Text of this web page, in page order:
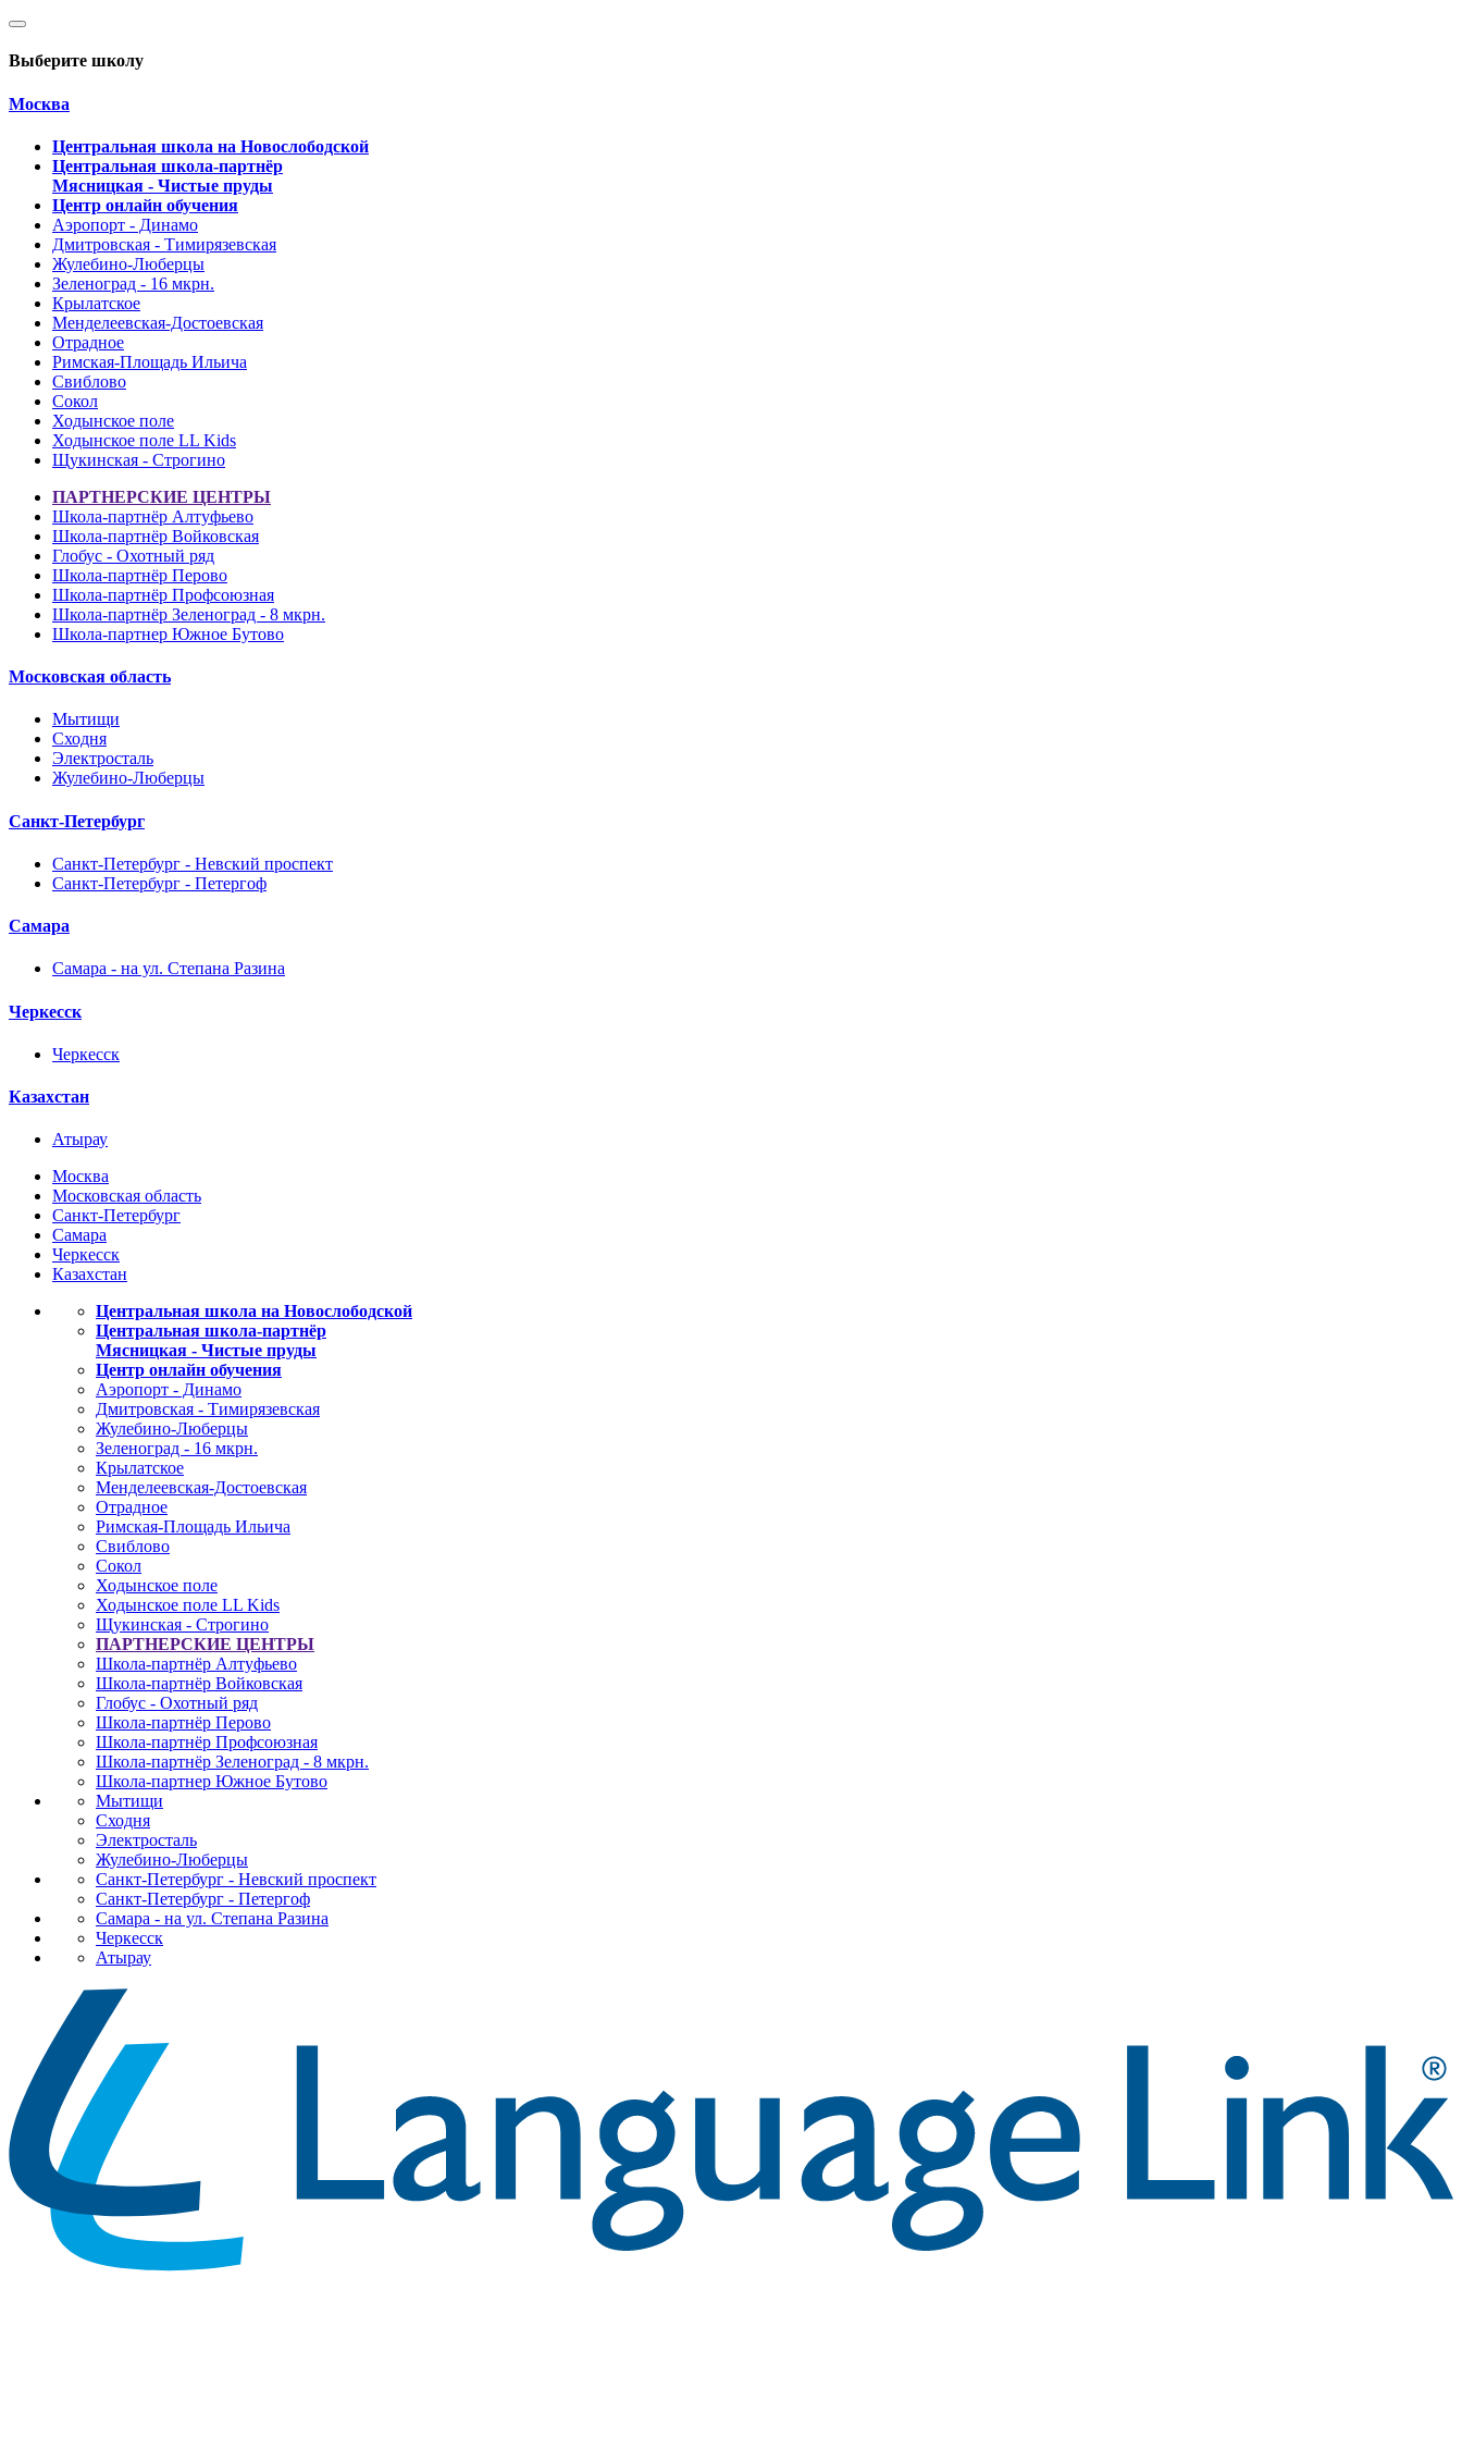
Выберите школу
Москва
Центральная школа на Новослободской
Центральная школа-партнёр
Мясницкая - Чистые пруды
Центр онлайн обучения
Аэропорт - Динамо
Дмитровская - Тимирязевская
Жулебино-Люберцы
Зеленоград - 16 мкрн.
Крылатское
Менделеевская-Достоевская
Отрадное
Римская-Площадь Ильича
Свиблово
Сокол
Ходынское поле
Ходынское поле LL Kids
Щукинская - Строгино
ПАРТНЕРСКИЕ ЦЕНТРЫ
Школа-партнёр Алтуфьево
Школа-партнёр Войковская
Глобус - Охотный ряд
Школа-партнёр Перово
Школа-партнёр Профсоюзная
Школа-партнёр Зеленоград - 8 мкрн.
Школа-партнер Южное Бутово
Московская область
Мытищи
Сходня
Электросталь
Жулебино-Люберцы
Санкт-Петербург
Санкт-Петербург - Невский проспект
Санкт-Петербург - Петергоф
Самара
Самара - на ул. Степана Разина
Черкесск
Черкесск
Казахстан
Атырау
Москва
Московская область
Санкт-Петербург
Самара
Черкесск
Казахстан
Центральная школа на Новослободской
Центральная школа-партнёр
Мясницкая - Чистые пруды
Центр онлайн обучения
Аэропорт - Динамо
Дмитровская - Тимирязевская
Жулебино-Люберцы
Зеленоград - 16 мкрн.
Крылатское
Менделеевская-Достоевская
Отрадное
Римская-Площадь Ильича
Свиблово
Сокол
Ходынское поле
Ходынское поле LL Kids
Щукинская - Строгино
ПАРТНЕРСКИЕ ЦЕНТРЫ
Школа-партнёр Алтуфьево
Школа-партнёр Войковская
Глобус - Охотный ряд
Школа-партнёр Перово
Школа-партнёр Профсоюзная
Школа-партнёр Зеленоград - 8 мкрн.
Школа-партнер Южное Бутово
Мытищи
Сходня
Электросталь
Жулебино-Люберцы
Санкт-Петербург - Невский проспект
Санкт-Петербург - Петергоф
Самара - на ул. Степана Разина
Черкесск
Атырау